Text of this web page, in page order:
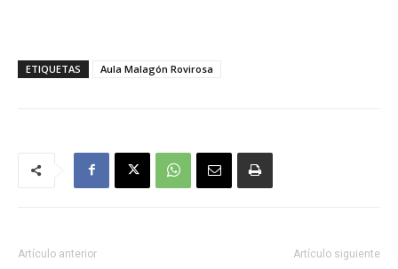
ETIQUETAS Aula Malagón Rovirosa
Artículo anterior Artículo siguiente